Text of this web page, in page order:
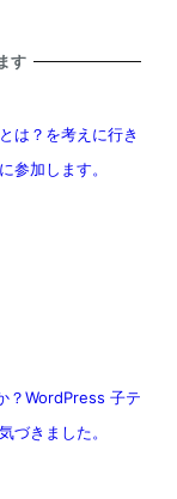
す
は？を考えに行き
参加します。
？WordPress 子テ
づきました。